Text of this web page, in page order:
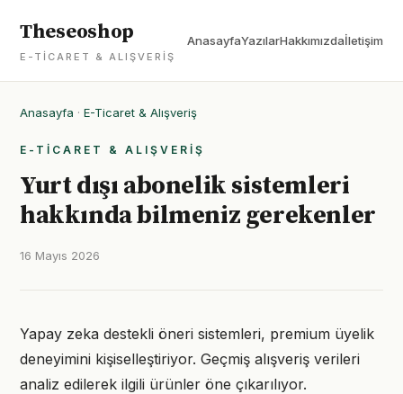
Theseoshop
E-TICARET & ALIŞVERIŞ
AnasayfaYazılarHakkımızdaİletişim
Anasayfa · E-Ticaret & Alışveriş
E-TICARET & ALIŞVERIŞ
Yurt dışı abonelik sistemleri
hakkında bilmeniz gerekenler
16 Mayıs 2026
Yapay zeka destekli öneri sistemleri, premium üyelik
deneyimini kişiselleştiriyor. Geçmiş alışveriş verileri
analiz edilerek ilgili ürünler öne çıkarılıyor.